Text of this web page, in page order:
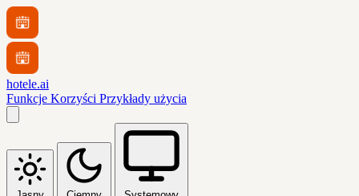
hotele.ai
Funkcje Korzyści Przykłady użycia